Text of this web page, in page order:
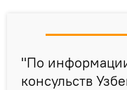
"По
консульств